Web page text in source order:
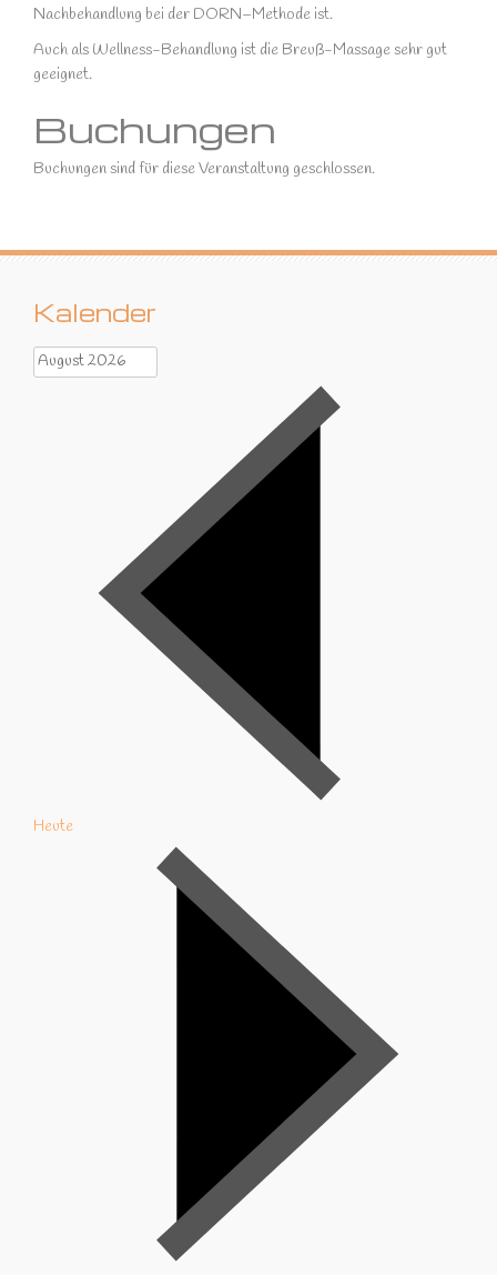
Nachbehandlung bei der DORN–Methode ist.
Auch als Wellness-Behandlung ist die Breuß-Massage sehr gut
geeignet.
Buchungen
Buchungen sind für diese Veranstaltung geschlossen.
Kalender
Heute